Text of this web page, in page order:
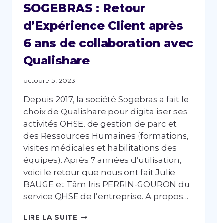
SOGEBRAS : Retour
d’Expérience Client après
6 ans de collaboration avec
Qualishare
octobre 5, 2023
Depuis 2017, la société Sogebras a fait le
choix de Qualishare pour digitaliser ses
activités QHSE, de gestion de parc et
des Ressources Humaines (formations,
visites médicales et habilitations des
équipes). Après 7 années d’utilisation,
voici le retour que nous ont fait Julie
BAUGE et Tâm Iris PERRIN-GOURON du
service QHSE de l’entreprise. A propos…
LIRE LA SUITE SOGEBRAS